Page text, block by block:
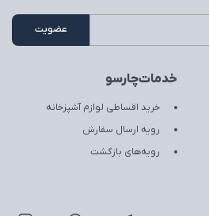
خدمات‌چارسو
خرید اقساطی لوازم آشپزخانه
رویه ارسال سفارش
رویه‌های بازگشت